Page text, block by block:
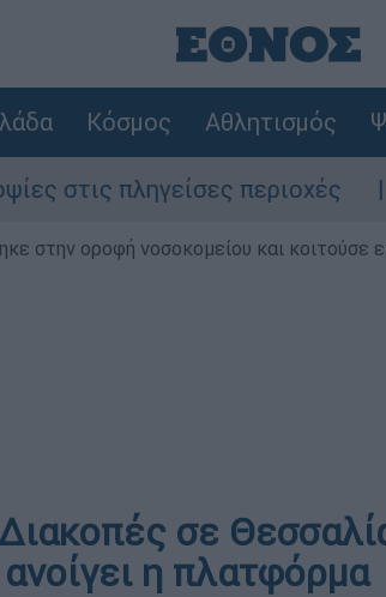
Κόσμος Αθλητισμός
περιοχές Η
στην οροφή νοσοκομείου και κοιτούσε
σε
η πλατφόρμα